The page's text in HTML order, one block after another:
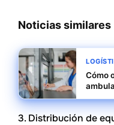
Noticias similares
Cómo
en
3. Distribución de